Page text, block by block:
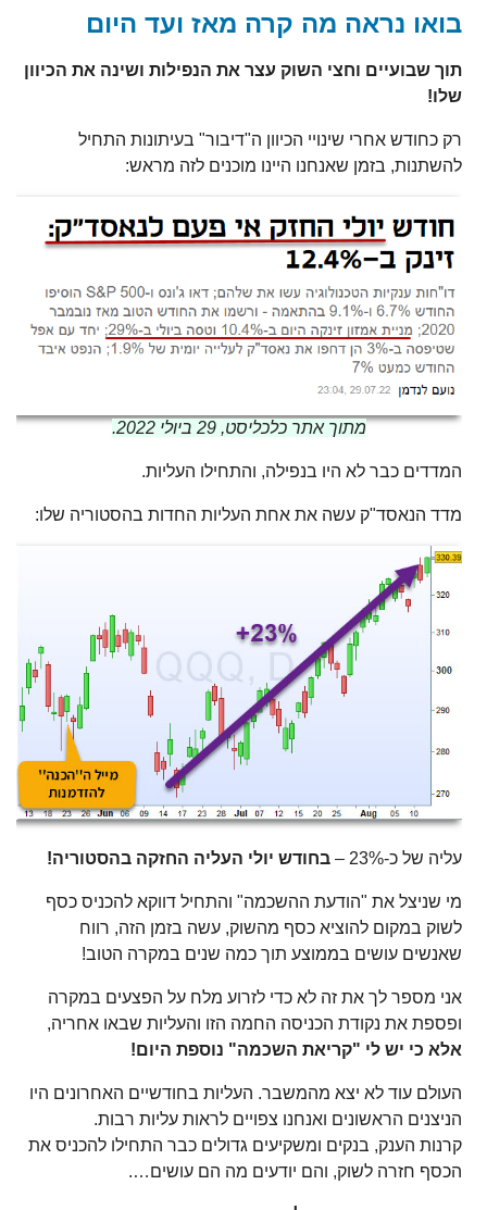
בואו נראה מה קרה מאז ועד היום
תוך שבועיים וחצי השוק עצר את הנפילות ושינה את הכיוון
שלו!
רק כחודש אחרי שינויי הכיוון ה"דיבור" בעיתונות התחיל
להשתנות, בזמן שאנחנו היינו מוכנים לזה מראש:
מתוך אתר כלכליסט, 29 ביולי 2022.
המדדים כבר לא היו בנפילה, והתחילו העליות.
מדד הנאסד"ק עשה את אחת העליות החדות בהסטוריה שלו:
עליה של כ-23% – בחודש יולי העליה החזקה בהסטוריה!
מי שניצל את "הודעת ההשכמה" והתחיל דווקא להכניס כסף
לשוק במקום להוציא כסף מהשוק, עשה בזמן הזה, רווח
שאנשים עושים בממוצע תוך כמה שנים במקרה הטוב!
אני מספר לך את זה לא כדי לזרוע מלח על הפצעים במקרה
ופספת את נקודת הכניסה החמה הזו והעליות שבאו אחריה,
אלא כי יש לי "קריאת השכמה" נוספת היום!
העולם עוד לא יצא מהמשבר. העליות בחודשיים האחרונים היו
הניצנים הראשונים ואנחנו צפויים לראות עליות רבות.
קרנות הענק, בנקים ומשקיעים גדולים כבר התחילו להכניס את
הכסף חזרה לשוק, והם יודעים מה הם עושים….